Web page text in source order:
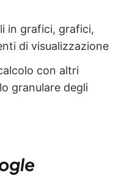
in grafici, grafici,
di visualizzazione
con altri
granulare degli